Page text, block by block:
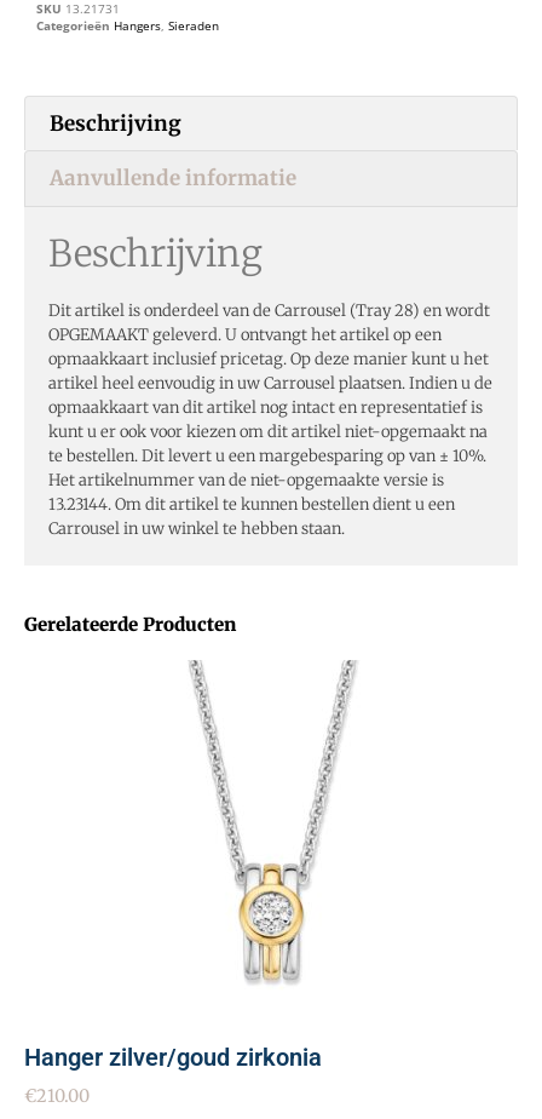
Gerelateerde Producten
Hanger zilver/goud zirkonia
€210.00
SKU 13.21731
Categorieën Hangers, Sieraden
Beschrijving
Aanvullende informatie
Beschrijving
Dit artikel is onderdeel van de Carrousel (Tray 28) en wordt
OPGEMAAKT geleverd. U ontvangt het artikel op een
opmaakkaart inclusief pricetag. Op deze manier kunt u het
artikel heel eenvoudig in uw Carrousel plaatsen. Indien u de
opmaakkaart van dit artikel nog intact en representatief is
kunt u er ook voor kiezen om dit artikel niet-opgemaakt na
te bestellen. Dit levert u een margebesparing op van ± 10%.
Het artikelnummer van de niet-opgemaakte versie is
13.23144. Om dit artikel te kunnen bestellen dient u een
Carrousel in uw winkel te hebben staan.